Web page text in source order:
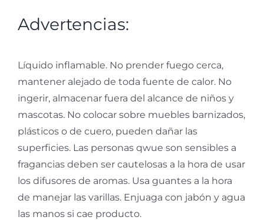
Advertencias:
Líquido inflamable. No prender fuego cerca,
mantener alejado de toda fuente de calor. No
ingerir, almacenar fuera del alcance de niños y
mascotas. No colocar sobre muebles barnizados,
plásticos o de cuero, pueden dañar las
superficies. Las personas qwue son sensibles a
fragancias deben ser cautelosas a la hora de usar
los difusores de aromas. Usa guantes a la hora
de manejar las varillas. Enjuaga con jabón y agua
las manos si cae producto.